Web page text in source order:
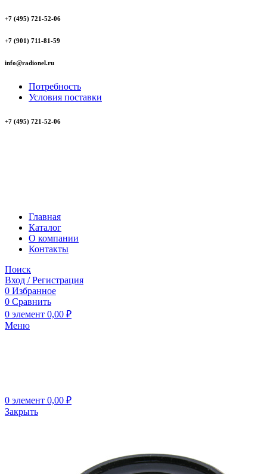
+7 (495) 721-52-06
+7 (901) 711-81-59
info@radionel.ru
Потребность
Условия поставки
+7 (495) 721-52-06
Главная
Каталог
О компании
Контакты
Поиск
Вход / Регистрация
0 Избранное
0 Сравнить
0 элемент 0,00 ₽
Меню
0 элемент 0,00 ₽
Закрыть